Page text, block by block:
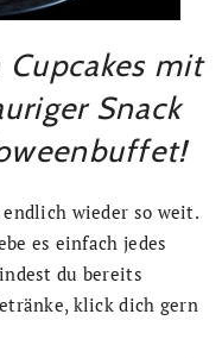
Cupcakes mit
Snack
wieder so weit.
es einfach jedes
du bereits
klick dich gern